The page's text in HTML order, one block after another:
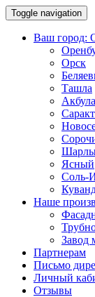
Toggle navigation
Ваш город:
Орск
Ташла
Ясный
Соль-
Наше
Завод
Партнерам
Письмо
Личный
Отзывы